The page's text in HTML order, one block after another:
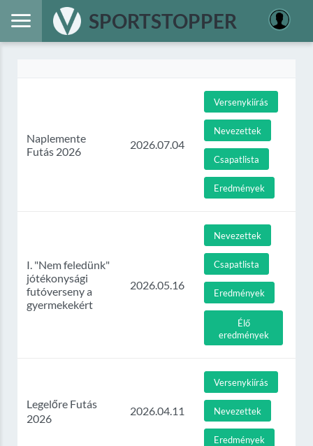
SPORTSTOPPER
Naplemente
Futás 2026
2026.07.04
Versenykiírás
Nevezettek
Csapatlista
Eredmények
I. "Nem feledünk"
jótékonysági
futóverseny a
gyermekekért
2026.05.16
Nevezettek
Csapatlista
Eredmények
Élő
eredmények
Legelőre Futás
2026
2026.04.11
Versenykiírás
Nevezettek
Eredmények